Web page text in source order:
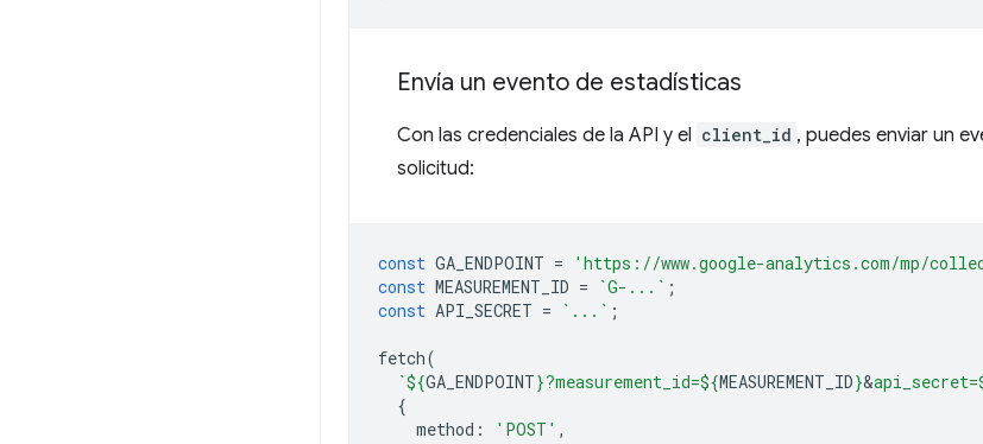
Envía un evento de estadísticas
Con las credenciales de la API y el client_id , puedes enviar un
solicitud:
const GA_ENDPOINT = 'https://www.google-analytics.com/mp/
const MEASUREMENT_ID = `G-...` ;
const API_SECRET = `...` ;
fetch(
`${GA_ENDPOINT}?measurement_id=${MEASUREMENT_ID}&api_secret=
{
method : 'POST' ,